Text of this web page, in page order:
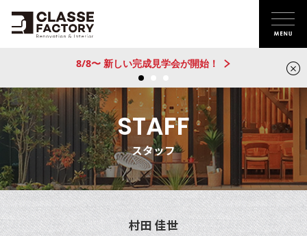
新建売物件
STAFF
スタッフ
村田 佳世